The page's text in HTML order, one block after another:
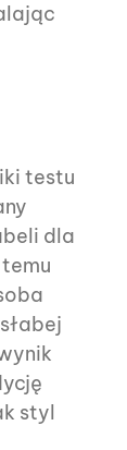
testu
dla
styl